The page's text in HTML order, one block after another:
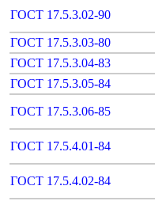
ГОСТ 17.5.3.02-90
ГОСТ 17.5.3.03-80
ГОСТ 17.5.3.04-83
ГОСТ 17.5.3.05-84
ГОСТ 17.5.3.06-85
ГОСТ 17.5.4.01-84
ГОСТ 17.5.4.02-84